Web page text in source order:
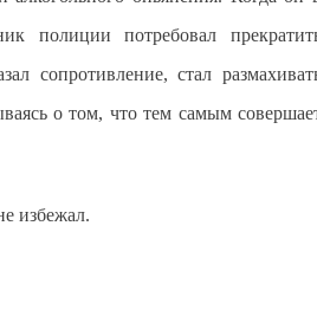
полиции потребовал
сопротивление, стал
о том, что тем самым
избежал.